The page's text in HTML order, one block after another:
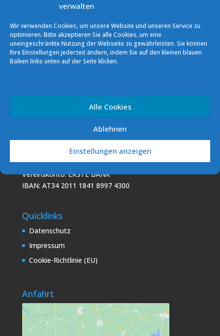
verwalten
Wir verwenden Cookies, um unsere Website und unseren Service zu
optimieren. Bitte akzeptieren Sie alle Cookies, um eine
uneingeschränkte Nutzung der Webseite zu gewährleisten. Sie können
Ihre Einstellungen jederzeit ändern, indem Sie auf den kleinen blauen
Balken links unten auf der Seite klicken.
Alle Cookies
Ablehnen
Einstellungen anzeigen
Segelverein Podersdorf (SVP)
Vereinskonto: ERSTE BANK
IBAN: AT60 2011 1000 0293 5856
7141 Podersdorf/See
E-Mail: info [at] sv-podersdorf.at
Vereinskonto: ERSTE BANK
IBAN: AT34 2011 1841 8997 4300
Quicklinks
Datenschutz
Impressum
Cookie-Richtlinie (EU)
Anfahrt